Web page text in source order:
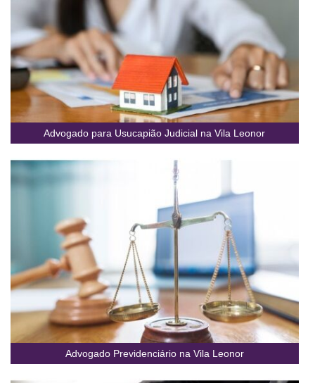
Advogado para Usucapião Judicial na Vila Leonor
Advogado Previdenciário na Vila Leonor